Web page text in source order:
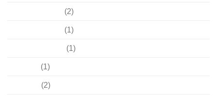
(2)
(1)
(1)
(1)
(2)